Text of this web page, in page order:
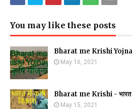
You may like these posts
Bharat me Krishi
May 16, 2021
Bharat me Krishi - भारत
May 15, 2021